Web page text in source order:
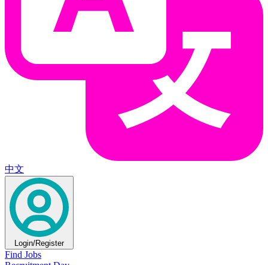
中文
Login/Register
Find Jobs